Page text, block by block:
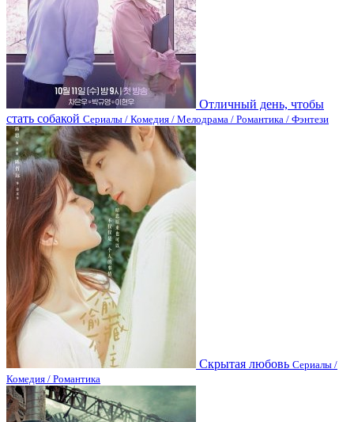
Отличный день, чтобы
стать собакой Сериалы / Комедия / Мелодрама / Романтика / Фэнтези
Скрытая любовь Сериалы /
Комедия / Романтика